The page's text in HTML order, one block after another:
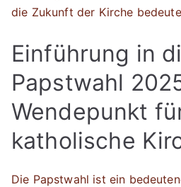
die Zukunft der Kirche
Einführung in
Papstwahl
Wendepunkt
katholische
Die Papstwahl ist ein